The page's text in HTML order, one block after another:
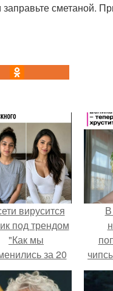
сметаной.
вирусится
под трендом
"Как мы
за 20
лет".